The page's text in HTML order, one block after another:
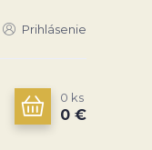
Prihlásenie
0 ks
0 €